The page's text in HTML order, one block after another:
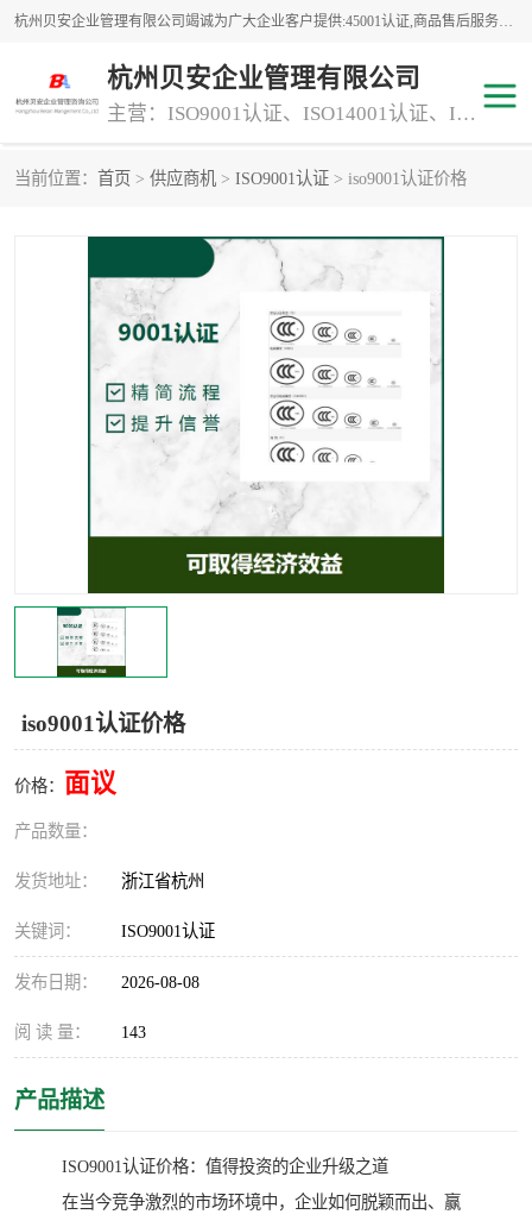
杭州贝安企业管理有限公司竭诚为广大企业客户提供:45001认证,商品售后服务认证,CE认证,知识产权体系认证,iso体系认证等服务,公司提供一条认证服务,方便快捷.
杭州贝安企业管理有限公司
主营：ISO9001认证、ISO14001认证、ISO认证、ISO22000认证、ISO/TS16949认证,FSC森林认证
当前位置： 首页 > 供应商机 > ISO9001认证 > iso9001认证价格
iso9001认证价格
价格： 面议
产品数量：
发货地址： 浙江省杭州
关键词： ISO9001认证
发布日期： 2026-08-08
阅 读 量： 143
产品描述
ISO9001认证价格：值得投资的企业升级之道
在当今竞争激烈的市场环境中，企业如何脱颖而出、赢
专业资质评价证书(1) ISO9000
45001认证
GJB 9001C-2017 知识产权体系认证
工程承包 交通运输服务
消防设施工程专业承包
交通运输服务认证 CCRC认证
ISO9001认证
ISO认证
CCC认证
TS16949认证
iso22000认证